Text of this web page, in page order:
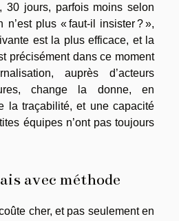
30 jours, parfois moins selon
n’est plus « faut-il insister ? »,
est la plus efficace, et la
précisément dans ce moment
auprès d’acteurs
change la donne, en
la traçabilité, et une capacité
équipes n’ont pas toujours
avec méthode
cher, et pas seulement en